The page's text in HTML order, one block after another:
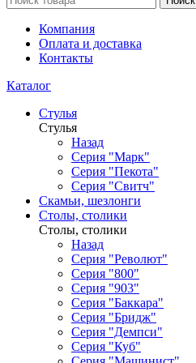
Компания
Оплата и доставка
Контакты
Каталог
Стулья
Стулья
Назад
Серия "Марк"
Серия "Пекота"
Серия "Свитч"
Скамьи, шезлонги
Столы, столики
Столы, столики
Назад
Серия "Револют"
Серия "800"
Серия "903"
Серия "Баккара"
Серия "Бридж"
Серия "Демпси"
Серия "Куб"